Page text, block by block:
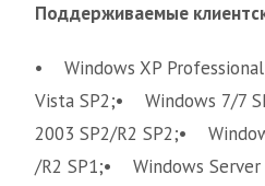
Поддерживаемые
• Windows XP
Vista SP2;• Windows 7/7
2003 SP2/R2 SP2;•
/R2 SP1;• Windows Server